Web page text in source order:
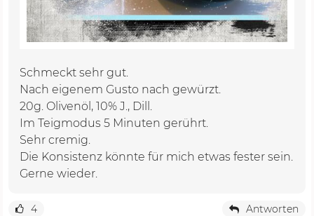
Schmeckt sehr gut.
Nach eigenem Gusto nach gewürzt.
20g. Olivenöl, 10% J., Dill.
Im Teigmodus 5 Minuten gerührt.
Sehr cremig.
Die Konsistenz könnte für mich etwas fester sein.
Gerne wieder.
4 Antworten